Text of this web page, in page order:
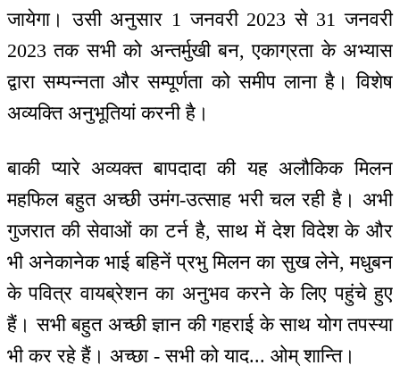
जायेगा। उसी अनुसार 1 जनवरी 2023 से 31 जनवरी
2023 तक सभी को अन्तर्मुखी बन, एकाग्रता के अभ्यास
द्वारा सम्पन्नता और सम्पूर्णता को समीप लाना है। विशेष
अव्यक्ति अनुभूतियां करनी है।
बाकी प्यारे अव्यक्त बापदादा की यह अलौकिक मिलन
महफिल बहुत अच्छी उमंग-उत्साह भरी चल रही है। अभी
गुजरात की सेवाओं का टर्न है, साथ में देश विदेश के और
भी अनेकानेक भाई बहिनें प्रभु मिलन का सुख लेने, मधुबन
के पवित्र वायब्रेशन का अनुभव करने के लिए पहुंचे हुए
हैं। सभी बहुत अच्छी ज्ञान की गहराई के साथ योग तपस्या
भी कर रहे हैं। अच्छा - सभी को याद... ओम् शान्ति।